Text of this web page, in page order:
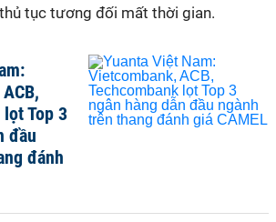
tục tương đối mất thời gian.
Top 3
đầu
đánh